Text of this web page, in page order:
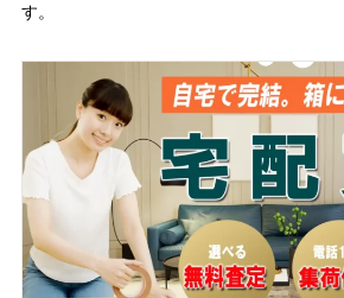
す。